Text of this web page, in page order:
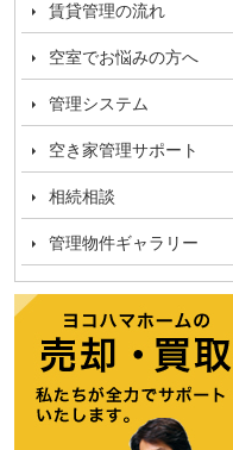
賃貸管理の流れ
空室でお悩みの方へ
管理システム
空き家管理サポート
相続相談
管理物件ギャラリー